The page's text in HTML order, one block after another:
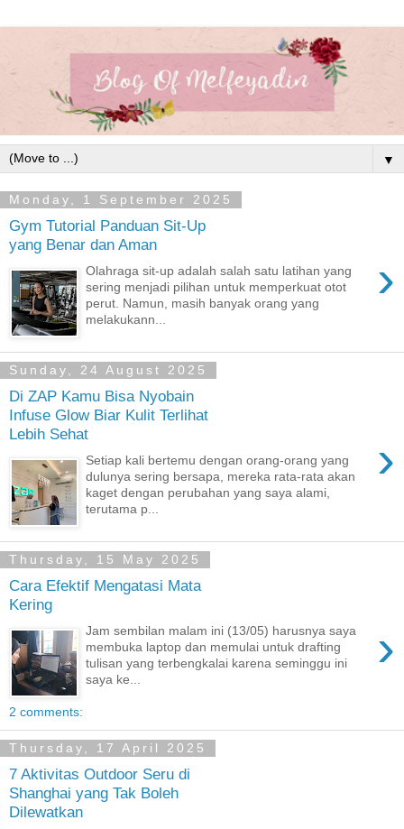
▼
Monday, 1 September 2025
Gym Tutorial Panduan Sit-Up
yang Benar dan Aman
›
Olahraga sit-up adalah salah satu latihan yang
sering menjadi pilihan untuk memperkuat otot
perut. Namun, masih banyak orang yang
melakukann...
Sunday, 24 August 2025
Di ZAP Kamu Bisa Nyobain
Infuse Glow Biar Kulit Terlihat
Lebih Sehat
›
Setiap kali bertemu dengan orang-orang yang
dulunya sering bersapa, mereka rata-rata akan
kaget dengan perubahan yang saya alami,
terutama p...
Thursday, 15 May 2025
Cara Efektif Mengatasi Mata
Kering
›
Jam sembilan malam ini (13/05) harusnya saya
membuka laptop dan memulai untuk drafting
tulisan yang terbengkalai karena seminggu ini
saya ke...
2 comments:
Thursday, 17 April 2025
7 Aktivitas Outdoor Seru di
Shanghai yang Tak Boleh
Dilewatkan